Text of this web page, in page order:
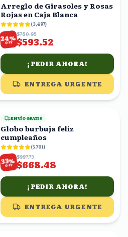
Arreglo de Girasoles y Rosas
Rojas en Caja Blanca
(3,497)
24%
OFF
$780.95
$593.52
¡PEDIR AHORA!
ENTREGA URGENTE
ENVÍO GRATIS
Globo burbuja feliz
cumpleaños
(5,701)
33%
OFF
$997.73
$668.48
¡PEDIR AHORA!
ENTREGA URGENTE